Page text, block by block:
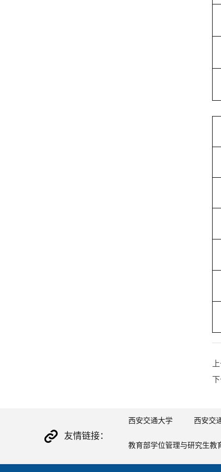
友情链接：
西安交通大学 西安交
教育部学位管理与研究生教